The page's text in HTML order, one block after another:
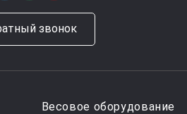
звонок
Весовое оборудование